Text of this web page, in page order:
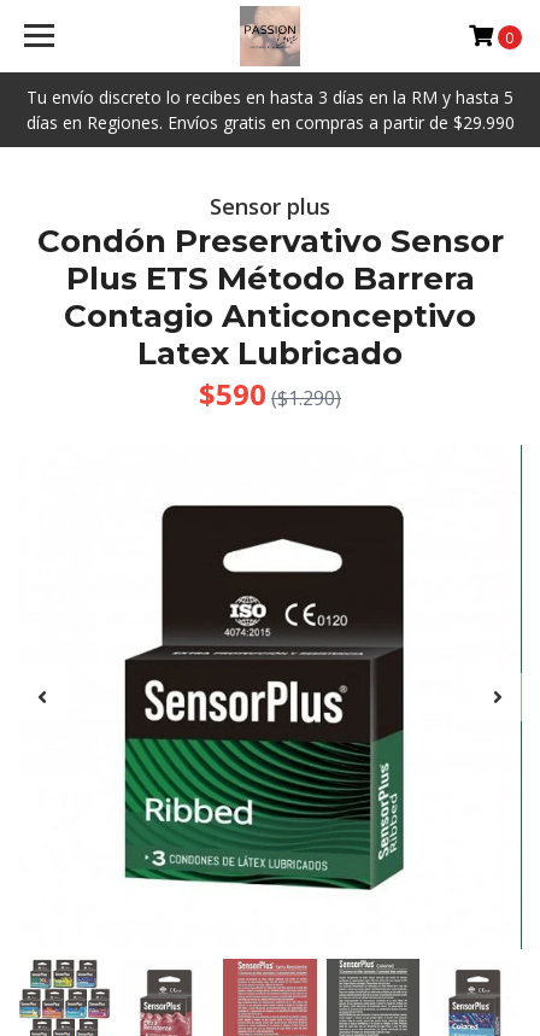
Tu envío discreto lo recibes en hasta 3 días en la RM y hasta 5
días en Regiones. Envíos gratis en compras a partir de $29.990
0
Sensor plus
Condón Preservativo Sensor
Plus ETS Método Barrera
Contagio Anticonceptivo
Latex Lubricado
$590 ($1.290)